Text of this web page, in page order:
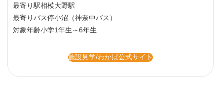
最寄り駅相模大野駅
最寄りバス停小沼（神奈中バス）
対象年齢小学1年生～6年生
施設見学/わかば公式サイト